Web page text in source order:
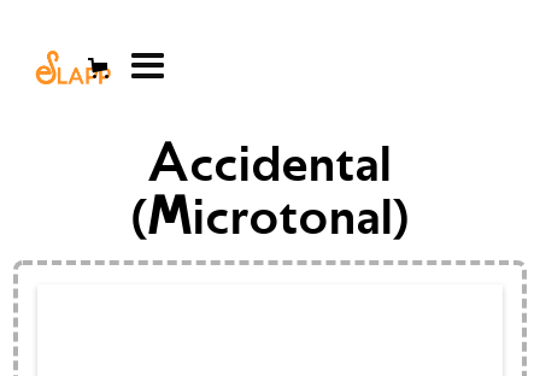
Accidental
(Microtonal)